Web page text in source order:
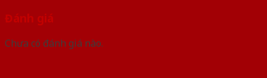
Đánh giá
Chưa có đánh giá nào.